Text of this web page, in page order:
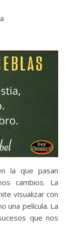
la que pasan
cambios. La
visualizar con
una película. La
que nos